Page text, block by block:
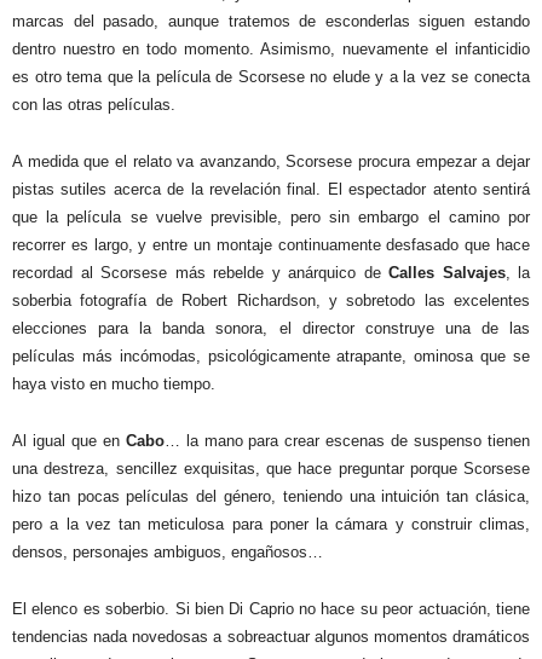
marcas del pasado, aunque tratemos de esconderlas siguen estando
dentro nuestro en todo momento. Asimismo, nuevamente el infanticidio
es otro tema que la película de Scorsese no elude y a la vez se conecta
con las otras películas.
A medida que el relato va avanzando, Scorsese procura empezar a dejar
pistas sutiles acerca de la revelación final. El espectador atento sentirá
que la película se vuelve previsible, pero sin embargo el camino por
recorrer es largo, y entre un montaje continuamente desfasado que hace
recordad al Scorsese más rebelde y anárquico de Calles Salvajes, la
soberbia fotografía de Robert Richardson, y sobretodo las excelentes
elecciones para la banda sonora, el director construye una de las
películas más incómodas, psicológicamente atrapante, ominosa que se
haya visto en mucho tiempo.
Al igual que en Cabo… la mano para crear escenas de suspenso tienen
una destreza, sencillez exquisitas, que hace preguntar porque Scorsese
hizo tan pocas películas del género, teniendo una intuición tan clásica,
pero a la vez tan meticulosa para poner la cámara y construir climas,
densos, personajes ambiguos, engañosos…
El elenco es soberbio. Si bien Di Caprio no hace su peor actuación, tiene
tendencias nada novedosas a sobreactuar algunos momentos dramáticos